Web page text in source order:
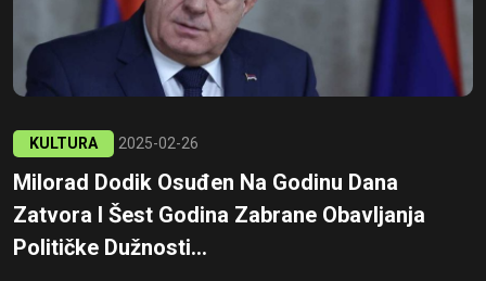
KULTURA 2025-02-26
Milorad Dodik Osuđen Na Godinu Dana
Zatvora I Šest Godina Zabrane Obavljanja
Političke Dužnosti...